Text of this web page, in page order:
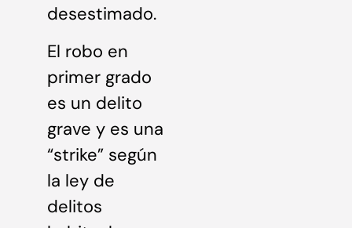
desestimado.
El robo en
primer grado
es un delito
grave y es una
“strike” según
la ley de
delitos